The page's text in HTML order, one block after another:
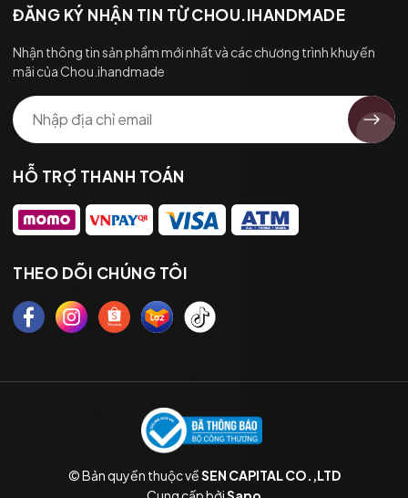
ĐĂNG KÝ NHẬN TIN TỪ CHOU.IHANDMADE
Nhận thông tin sản phẩm mới nhất và các chương trình khuyến
mãi của Chou.ihandmade
HỖ TRỢ THANH TOÁN
THEO DÕI CHÚNG TÔI
© Bản quyền thuộc vềSEN CAPITAL CO.,LTD